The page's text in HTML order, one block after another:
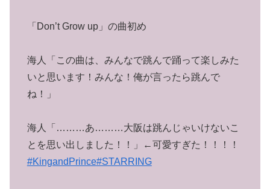
「Don’t Grow up」の曲初め
海人「この曲は、みんなで跳んで踊って楽しみた
いと思います！みんな！俺が言ったら跳んで
ね！」
海人「………あ………大阪は跳んじゃいけないこ
とを思い出しました！！」←可愛すぎた！！！！
#KingandPrince#STARRING